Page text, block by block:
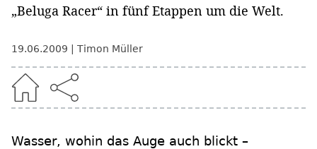
„Beluga Racer“ in fünf Etappen um die Welt.
19.06.2009 Timon Müller
Wasser, wohin das Auge auch blickt –